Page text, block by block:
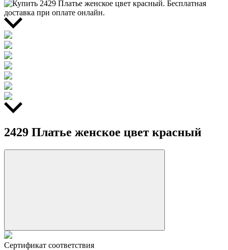
2429 Платье женское цвет красный
Сертификат соответствия